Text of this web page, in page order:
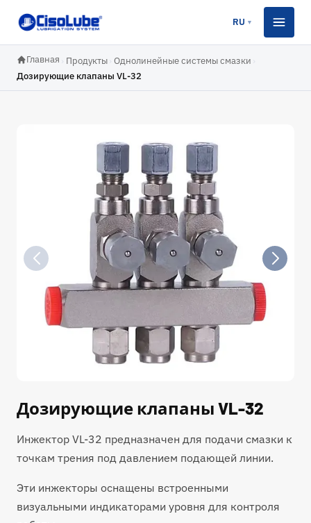
RU ▼
Главная Продукты Однолинейные системы смазки
Дозирующие клапаны VL-32
Дозирующие клапаны VL-32
Инжектор VL-32 предназначен для подачи смазки к
точкам трения под давлением подающей линии.
Эти инжекторы оснащены встроенными
визуальными индикаторами уровня для контроля